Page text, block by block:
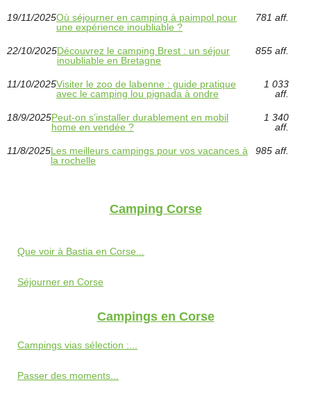
19/11/2025Où séjourner en camping à paimpol pour
une expérience inoubliable ?
781 aff.
22/10/2025Découvrez le camping Brest : un séjour
inoubliable en Bretagne
855 aff.
11/10/2025Visiter le zoo de labenne : guide pratique
avec le camping lou pignada à ondre
1 033
aff.
18/9/2025Peut-on s’installer durablement en mobil
home en vendée ?
1 340
aff.
11/8/2025Les meilleurs campings pour vos vacances à
la rochelle
985 aff.
Camping Corse
Que voir à Bastia en Corse...
Séjourner en Corse
Campings en Corse
Campings vias sélection :...
Passer des moments...